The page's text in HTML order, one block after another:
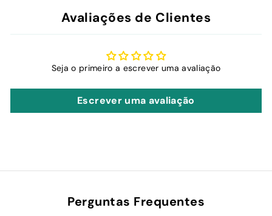
Avaliações de Clientes
Seja o primeiro a escrever uma avaliação
Escrever uma avaliação
Perguntas Frequentes